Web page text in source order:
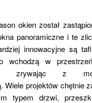
okien został
panoramiczne i te
innowacyjne są
wchodzą w
zrywając z
Wiele projektów chętnie
typem drzwi,